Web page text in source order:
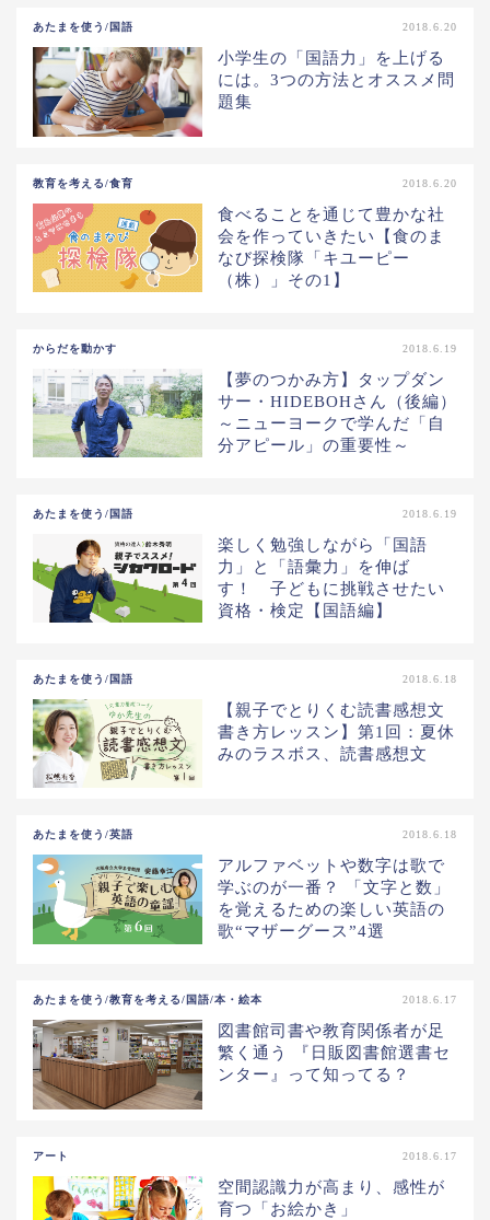
あたまを使う/国語 2018.6.20
小学生の「国語力」を上げる
には。3つの方法とオススメ問
題集
教育を考える/食育 2018.6.20
食べることを通じて豊かな社
会を作っていきたい【食のま
なび探検隊「キユーピー
（株）」その1】
からだを動かす 2018.6.19
【夢のつかみ方】タップダン
サー・HIDEBOHさん（後編）
～ニューヨークで学んだ「自
分アピール」の重要性～
あたまを使う/国語 2018.6.19
楽しく勉強しながら「国語
力」と「語彙力」を伸ば
す！ 子どもに挑戦させたい
資格・検定【国語編】
あたまを使う/国語 2018.6.18
【親子でとりくむ読書感想文
書き方レッスン】第1回：夏休
みのラスボス、読書感想文
あたまを使う/英語 2018.6.18
アルファベットや数字は歌で
学ぶのが一番？ 「文字と数」
を覚えるための楽しい英語の
歌“マザーグース”4選
あたまを使う/教育を考える/国語/本・絵本 2018.6.17
図書館司書や教育関係者が足
繁く通う 『日販図書館選書セ
ンター』って知ってる？
アート 2018.6.17
空間認識力が高まり、感性が
育つ「お絵かき」